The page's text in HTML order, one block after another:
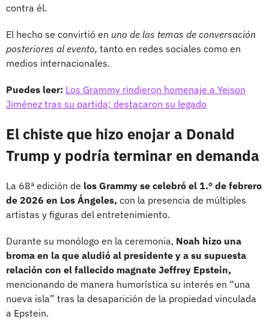
contra él.
El hecho se convirtió en uno de los temas de conversación
posteriores al evento, tanto en redes sociales como en
medios internacionales.
Puedes leer: Los Grammy rindieron homenaje a Yeison
Jiménez tras su partida; destacaron su legado
El chiste que hizo enojar a Donald
Trump y podría terminar en demanda
La 68ª edición de los Grammy se celebró el 1.º de febrero
de 2026 en Los Ángeles, con la presencia de múltiples
artistas y figuras del entretenimiento.
Durante su monólogo en la ceremonia, Noah hizo una
broma en la que aludió al presidente y a su supuesta
relación con el fallecido magnate Jeffrey Epstein,
mencionando de manera humorística su interés en “una
nueva isla” tras la desaparición de la propiedad vinculada
a Epstein.